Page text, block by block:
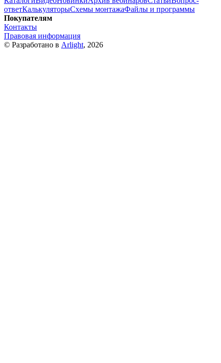
ответКалькуляторыСхемы монтажаФайлы и программы
Покупателям
Контакты
Правовая информация
© Разработано в Arlight, 2026